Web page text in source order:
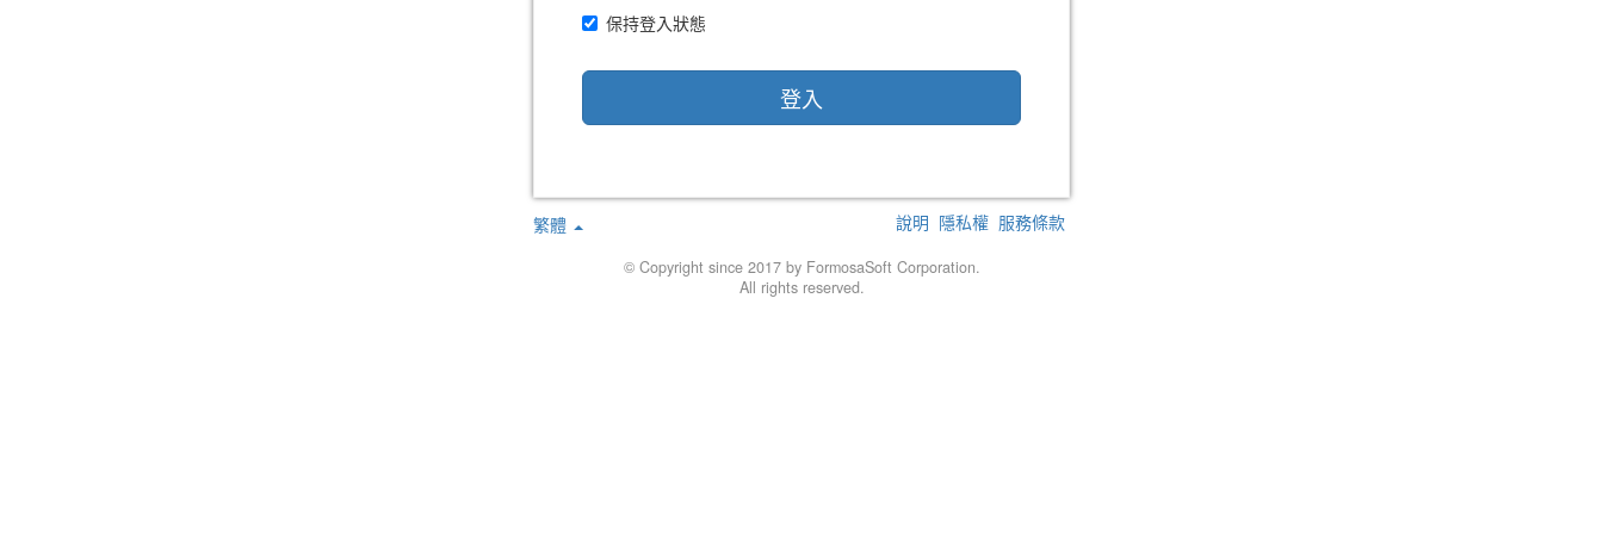
保持登入狀態
登入
繁體 說明 隱私權 服務條款
© Copyright since 2017 by FormosaSoft Corporation.
All rights reserved.